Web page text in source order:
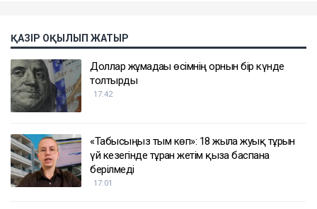
ҚАЗІР ОҚЫЛЫП ЖАТЫР
Доллар жұмадағы өсімнің орнын бір күнде
толтырды
17:42
«Табысыңыз тым көп»: 18 жылға жуық тұрғын
үй кезегінде тұрған жетім қызға баспана
берілмеді
17:01